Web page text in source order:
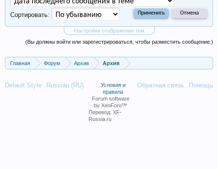
Настройки отображения тем
Сортировать:
(Вы должны войти или зарегистрироваться, чтобы разместить сообщение.)
Главная Форум Архив Архив
Default Style Russian (RU) Обратная связь Помощь
Условия и
правила
Forum software
by XenForo™
Перевод: XF-
Russia.ru